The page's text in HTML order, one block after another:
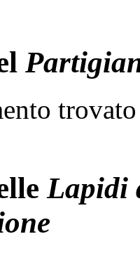
trovato
Lapidi